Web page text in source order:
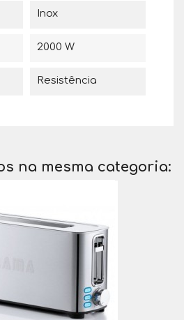
Inox
2000 W
Resistência
na mesma categoria: